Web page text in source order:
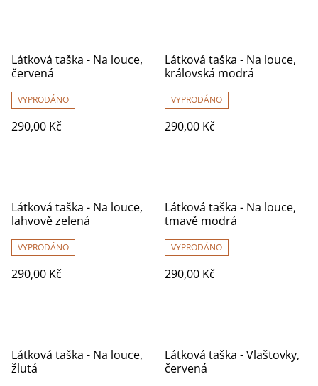
Látková taška - Na louce,
červená
VYPRODÁNO
290,00 Kč
Látková taška - Na louce,
královská modrá
VYPRODÁNO
290,00 Kč
Látková taška - Na louce,
lahvově zelená
VYPRODÁNO
290,00 Kč
Látková taška - Na louce,
tmavě modrá
VYPRODÁNO
290,00 Kč
Látková taška - Na louce,
žlutá
Látková taška - Vlaštovky,
červená